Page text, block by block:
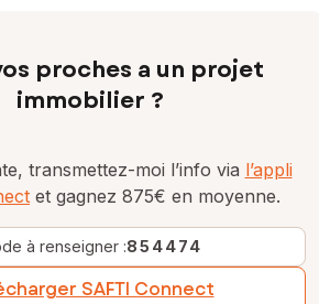
proches a un projet
immobilier ?
transmettez-moi l’info via l’appli
et gagnez 875€ en moyenne.
à renseigner :854474
SAFTI Connect